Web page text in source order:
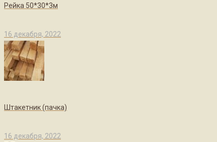
Рейка 50*30*3м
16 декабря, 2022
Штакетник (пачка)
16 декабря, 2022